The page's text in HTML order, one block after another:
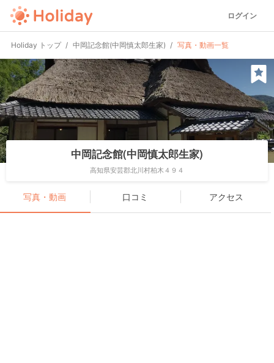
ログイン
Holiday トップ 中岡記念館(中岡慎太郎生家) 写真・動画一覧
中岡記念館(中岡慎太郎生家)
高知県安芸郡北川村柏木４９４
写真・動画 口コミ アクセス